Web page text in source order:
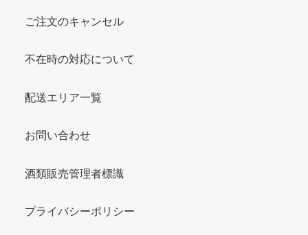
ご注文のキャンセル
不在時の対応について
配送エリア一覧
お問い合わせ
酒類販売管理者標識
プライバシーポリシー